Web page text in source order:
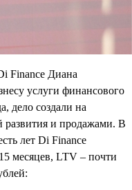
Finance Диана
услуги финансового
дело создали на
развития и продажами. В
лет Di Finance
месяцев, LTV – почти